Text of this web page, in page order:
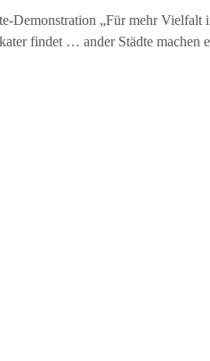
„Für mehr
findet … ander Städte